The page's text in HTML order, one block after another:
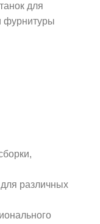
для
фурнитуры
различных